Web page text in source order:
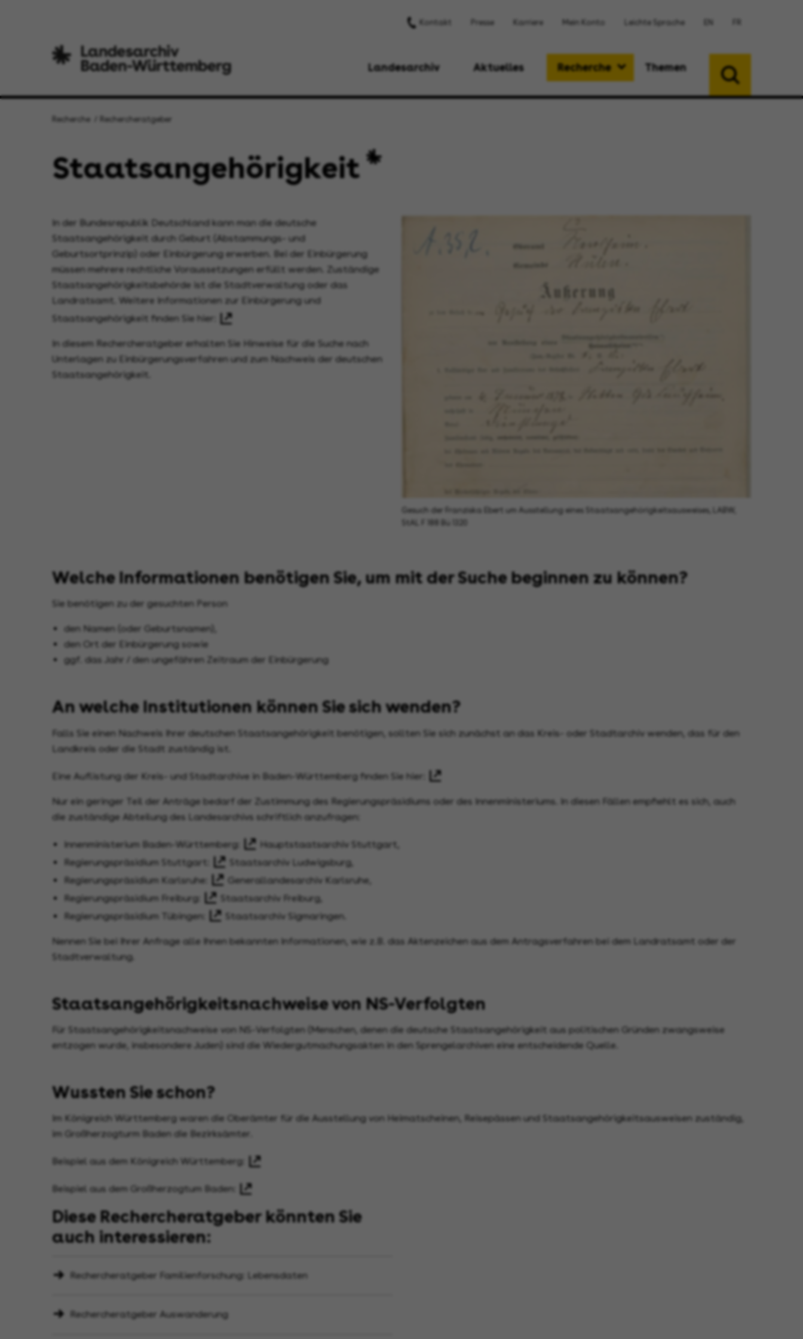
Kontakt Presse Karriere Mein Konto Leichte Sprache
Landesarchiv Aktuelles Recherche Themen
Recherche Rechercheratgeber
Staatsangehörigkeit
Gesuch der Franziska Ebert um Ausstellung eines Staatsangehörigkeitsausweises, LABW,
In der Bundesrepublik Deutschland kann man die deutsche
Staatsangehörigkeit durch Geburt (Abstammungs- und
Geburtsortprinzip) oder Einbürgerung erwerben. Bei der Einbürgerung
müssen mehrere rechtliche Voraussetzungen erfüllt werden. Zuständige
Staatsangehörigkeitsbehörde ist die Stadtverwaltung oder das
Landratsamt. Weitere Informationen zur Einbürgerung und
Staatsangehörigkeit finden Sie hier:
In diesem Rechercheratgeber erhalten Sie Hinweise für die Suche nach
Unterlagen zu Einbürgerungsverfahren und zum Nachweis der deutschen
Staatsangehörigkeit.
Welche Informationen benötigen Sie, um mit der Suche beginnen zu können?
Sie benötigen zu der gesuchten Person
den Namen (oder Geburtsnamen),
den Ort der Einbürgerung sowie
ggf. das Jahr / den ungefähren Zeitraum der Einbürgerung
An welche Institutionen können Sie sich wenden?
Falls Sie einen Nachweis Ihrer deutschen Staatsangehörigkeit benötigen, sollten Sie sich zunächst an das Kreis- oder Stadtarchiv wenden, das für den
Landkreis oder die Stadt zuständig ist.
Eine Auflistung der Kreis- und Stadtarchive in Baden-Württemberg finden Sie hier:
Nur ein geringer Teil der Anträge bedarf der Zustimmung des Regierungspräsidiums oder des Innenministeriums. In diesen Fällen empfiehlt es sich, auch
die zuständige Abteilung des Landesarchivs schriftlich anzufragen:
Innenministerium Baden-Württemberg: Hauptstaatsarchiv Stuttgart
Regierungspräsidium Stuttgart:
Staatsarchiv Ludwigsburg,
Regierungspräsidium Karlsruhe:
Generallandesarchiv Karlsruhe
Regierungspräsidium Freiburg:
Staatsarchiv Freiburg,
Regierungspräsidium Tübingen:
Staatsarchiv Sigmaringen
Nennen Sie bei Ihrer Anfrage alle Ihnen bekannten Informationen, wie z.B. das Aktenzeichen aus dem Antragsverfahren bei dem Landratsamt oder der
Stadtverwaltung.
Staatsangehörigkeitsnachweise von NS-Verfolgten
Für Staatsangehörigkeitsnachweise von NS-Verfolgten (Menschen, denen die deutsche Staatsangehörigkeit aus politischen Gründen zwangsweise
entzogen wurde, insbesondere Juden) sind die Wiedergutmachungsakten in den Sprengelarchiven eine entscheidende Quelle.
Wussten Sie schon?
Im Königreich Württemberg waren die Oberämter für die Ausstellung von Heimatscheinen, Reisepässen und Staatsangehörigkeitsausweisen zuständig,
im Großherzogturm Baden die Bezirksämter.
Beispiel aus dem Königreich Württemberg:
Beispiel aus dem Großherzogtum Baden:
Diese Rechercheratgeber könnten Sie
auch interessieren:
Rechercheratgeber Familienforschung: Lebensdaten
Rechercheratgeber Auswanderung